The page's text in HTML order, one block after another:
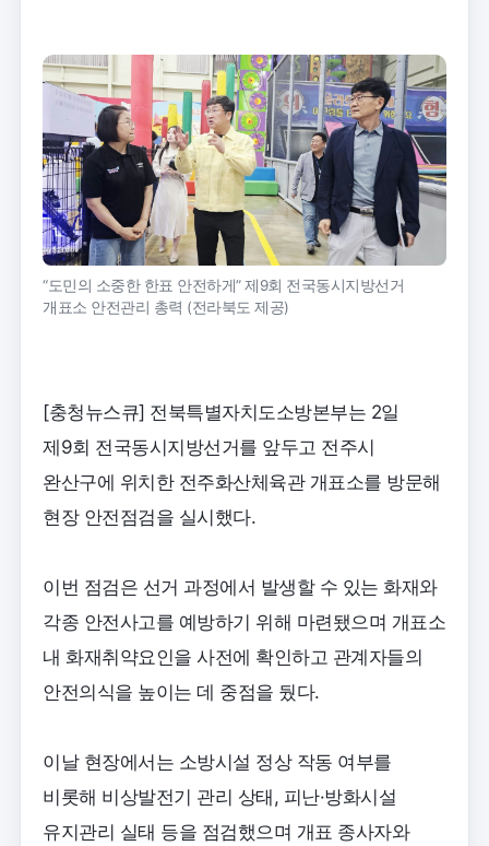
“도민의 소중한 한표 안전하게” 제9회 전국동시지방선거
개표소 안전관리 총력 (전라북도 제공)
[충청뉴스큐] 전북특별자치도소방본부는 2일
제9회 전국동시지방선거를 앞두고 전주시
완산구에 위치한 전주화산체육관 개표소를 방문해
현장 안전점검을 실시했다.
이번 점검은 선거 과정에서 발생할 수 있는 화재와
각종 안전사고를 예방하기 위해 마련됐으며 개표소
내 화재취약요인을 사전에 확인하고 관계자들의
안전의식을 높이는 데 중점을 뒀다.
이날 현장에서는 소방시설 정상 작동 여부를
비롯해 비상발전기 관리 상태, 피난·방화시설
유지관리 실태 등을 점검했으며 개표 종사자와